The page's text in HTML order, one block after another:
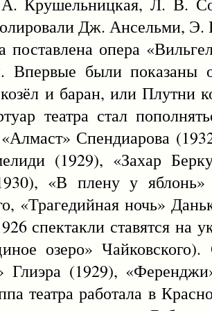
Дж. Ансельми, Э.
опера
Впервые были показаны
и баран, или Плутни
театра стал
Спендиарова
(1929), «Захар
«В плену у
«Трагедийная ночь»
спектакли ставятся на
озеро»
(1929),
театра работала в